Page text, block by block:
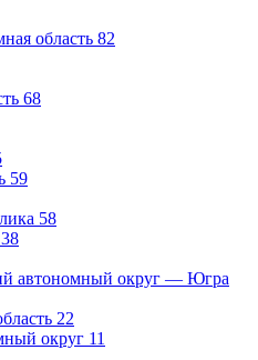
область 82
68
59
58
38
автономный округ — Югра
22
округ 11